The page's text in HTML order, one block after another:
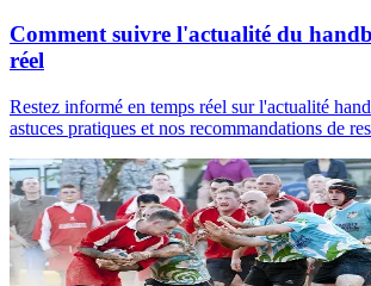
Comment suivre l'actualité du
réel
Restez informé en temps réel sur l'actualité
astuces pratiques et nos recommandations de